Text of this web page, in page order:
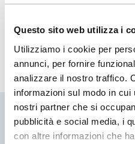
Questo sito web utilizza i
Utilizziamo i cookie per
annunci, per fornire
analizzare il nostro traffico.
informazioni sul modo in
nostri partner che si
pubblicità e social media, i
con altre informazioni che
Italia